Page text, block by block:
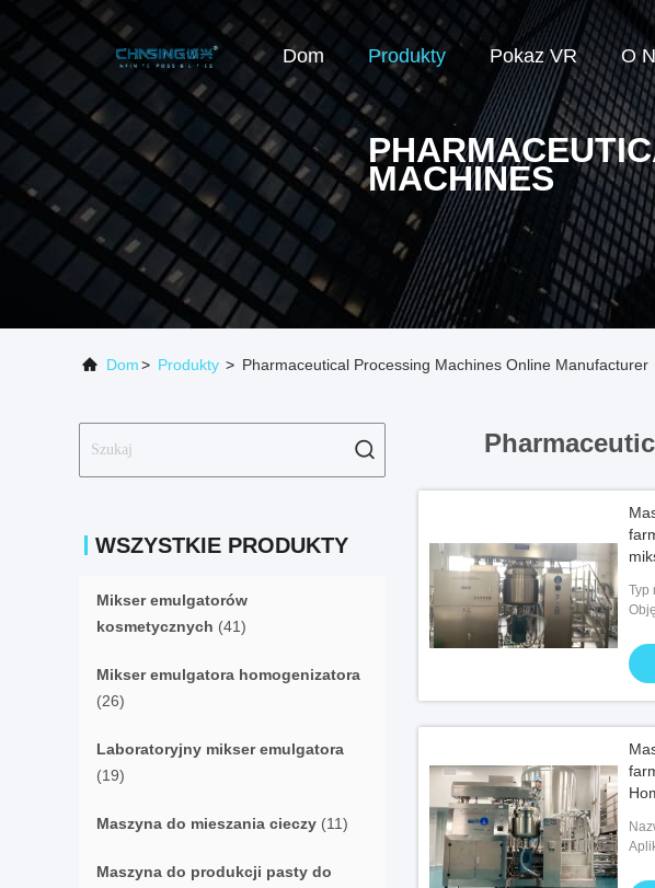
Dom Produkty Pokaz VR O
MACHINES
Dom> Produkty > Pharmaceutical Processing Machines Online Manufacturer
WSZYSTKIE PRODUKTY
Mikser emulgatorów
kosmetycznych (41)
Mikser emulgatora homogenizatora
(26)
Laboratoryjny mikser emulgatora
(19)
Maszyna do mieszania cieczy (11)
Maszyna do produkcji pasty do
Typ